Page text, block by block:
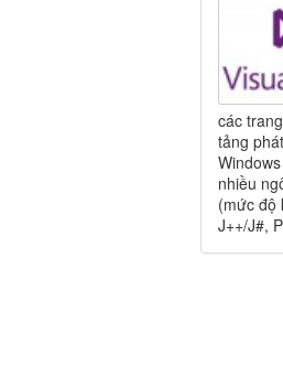
các
tảng
nhiều
(mức độ
J++/J#,